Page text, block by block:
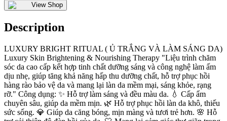
View Shop
Description
LUXURY BRIGHT RITUAL ( Ủ TRẮNG VÀ LÀM SÁNG DA)
Luxury Skin Brightening & Nourishing Therapy "Liệu trình chăm
sóc da cao cấp kết hợp tinh chất dưỡng sáng và công nghệ làm ấm
dịu nhẹ, giúp tăng khả năng hấp thu dưỡng chất, hỗ trợ phục hồi
hàng rào bảo vệ da và mang lại làn da mềm mại, sáng khỏe, rạng
rỡ." Công dụng: ✨ Hỗ trợ làm sáng và đều màu da. 💧 Cấp ẩm
chuyên sâu, giúp da mềm mịn. 🌿 Hỗ trợ phục hồi làn da khô, thiếu
sức sống. 💎 Giúp da căng bóng, mịn màng và tươi trẻ hơn. 🌸 Hỗ